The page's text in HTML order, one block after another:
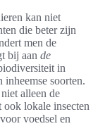
kan niet
die beter zijn
men de
bij aan de
in
soorten.
alleen de
ook lokale insecten
voedsel en